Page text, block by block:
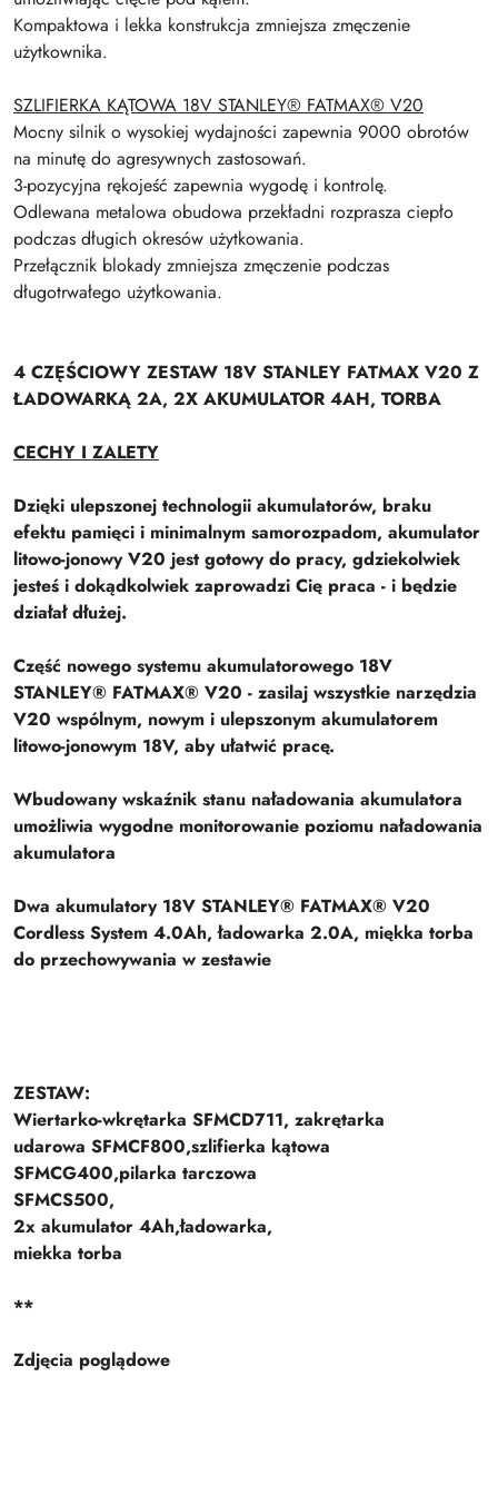
Kompaktowa i lekka konstrukcja zmniejsza zmęczenie
użytkownika.
SZLIFIERKA KĄTOWA 18V STANLEY® FATMAX® V20
Mocny silnik o wysokiej wydajności zapewnia 9000 obrotów
na minutę do agresywnych zastosowań.
3-pozycyjna rękojeść zapewnia wygodę i kontrolę.
Odlewana metalowa obudowa przekładni rozprasza ciepło
podczas długich okresów użytkowania.
Przełącznik blokady zmniejsza zmęczenie podczas
długotrwałego użytkowania.
4 CZĘŚCIOWY ZESTAW 18V STANLEY FATMAX V20 Z
ŁADOWARKĄ 2A, 2X AKUMULATOR 4AH, TORBA
CECHY I ZALETY
Dzięki ulepszonej technologii akumulatorów, braku
efektu pamięci i minimalnym samorozpadom, akumulator
litowo-jonowy V20 jest gotowy do pracy, gdziekolwiek
jesteś i dokądkolwiek zaprowadzi Cię praca - i będzie
działał dłużej.
Część nowego systemu akumulatorowego 18V
STANLEY® FATMAX® V20 - zasilaj wszystkie narzędzia
V20 wspólnym, nowym i ulepszonym akumulatorem
litowo-jonowym 18V, aby ułatwić pracę.
Wbudowany wskaźnik stanu naładowania akumulatora
umożliwia wygodne monitorowanie poziomu naładowania
akumulatora
Dwa akumulatory 18V STANLEY® FATMAX® V20
Cordless System 4.0Ah, ładowarka 2.0A, miękka torba
do przechowywania w zestawie
ZESTAW:
Wiertarko-wkrętarka SFMCD711, zakrętarka
udarowa SFMCF800,szlifierka kątowa
SFMCG400,pilarka tarczowa
SFMCS500,
2x akumulator 4Ah,ładowarka,
miekka torba
**
Zdjęcia poglądowe